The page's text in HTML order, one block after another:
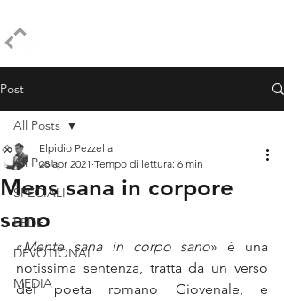
Post
All Posts
SPECIALI
FEDE
DEVOTIONAL
MEDIA
All Posts
Mens sana in corpore
sano
Elpidio Pezzella
28 apr 2021 Tempo di lettura: 6 min
«Mente sana in corpo sano» è una
notissima sentenza, tratta da un verso
del poeta romano Giovenale, e